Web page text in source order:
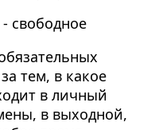
свободное
тем, в какое
в личный
в выходной,